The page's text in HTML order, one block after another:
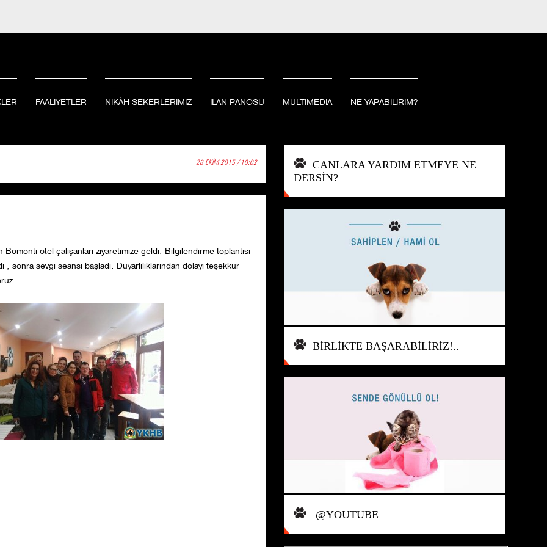
FAALİYETLER NİKÂH SEKERLERİMİZ İLAN PANOSU MULTİMEDİA NE YAPABİLİRİM?
28 EKİM 2015 / 10:02
Bomonti otel çalışanları ziyaretimize geldi. Bilgilendirme toplantısı
, sonra sevgi seansı başladı. Duyarlılıklarından dolayı teşekkür
CANLARA YARDIM ETMEYE NE
DERSİN?
BİRLİKTE BAŞARABİLİRİZ!..
@YOUTUBE